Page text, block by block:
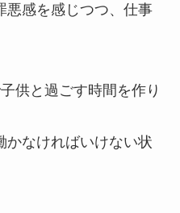
悪感を感じつつ、仕事
供と過ごす時間を作り
かなければいけない状